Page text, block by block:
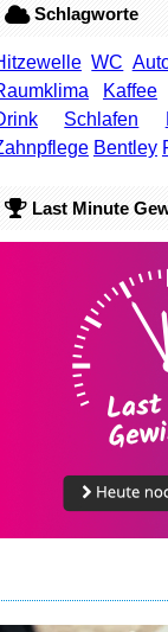
Schlagworte
WC
Kaffee
Schlafen
Bentley
Last Minute